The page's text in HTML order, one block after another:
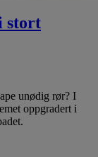
stort
unødig rør? I
oppgradert i